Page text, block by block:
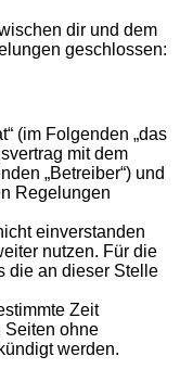
dir und dem
geschlossen:
(im Folgenden „das
mit dem
„Betreiber“) und
Regelungen
einverstanden
nutzen. Für die
die an dieser Stelle
Zeit
Seiten ohne
werden.